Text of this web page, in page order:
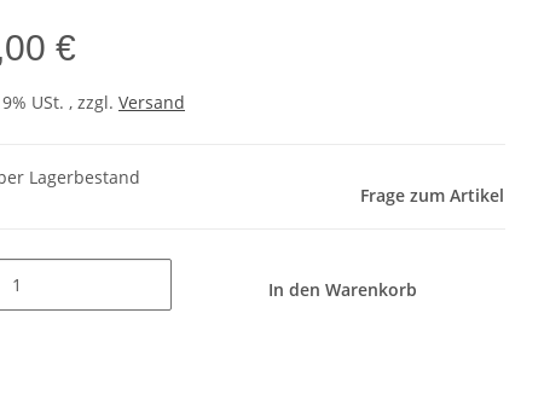
€
USt. , zzgl. Versand
Lagerbestand
Frage zum Artikel
In den Warenkorb